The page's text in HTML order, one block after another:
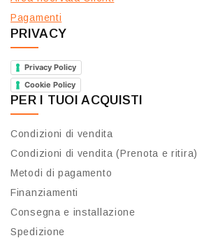
Pagamenti
PRIVACY
Privacy Policy
Cookie Policy
PER I TUOI ACQUISTI
Condizioni di vendita
Condizioni di vendita (Prenota e ritira)
Metodi di pagamento
Finanziamenti
Consegna e installazione
Spedizione